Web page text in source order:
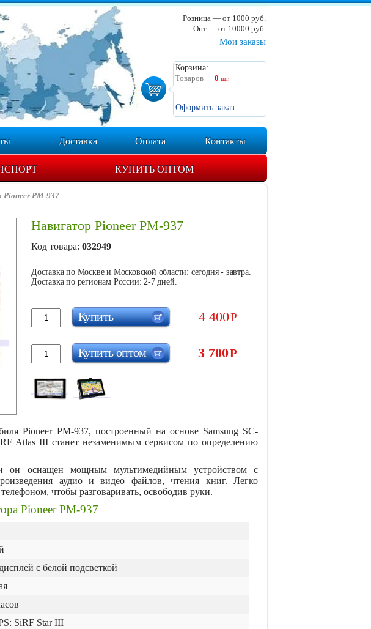
Мои заказы
Корзина:
Товаров
0 шт.
Оформить заказ
Розница — от 1000 руб.
Опт — от 10000 руб.
Доставка Оплата Контакты
КУПИТЬ ОПТОМ
Pioneer PM-937
Навигатор Pioneer PM-937
Код товара: 032949
Доставка по Москве и Московской области: сегодня - завтра.
Доставка по регионам России: 2-7 дней.
4 400Р
Купить
3 700Р
Купить оптом
Pioneer PM-937, построенный на основе Samsung SC-
Atlas III станет незаменимым сервисом по определению
он оснащен мощным мультимедийным устройством с
аудио и видео файлов, чтения книг. Легко
чтобы разговаривать, освободив руки.
Pioneer PM-937
с белой подсветкой
SiRF Star III